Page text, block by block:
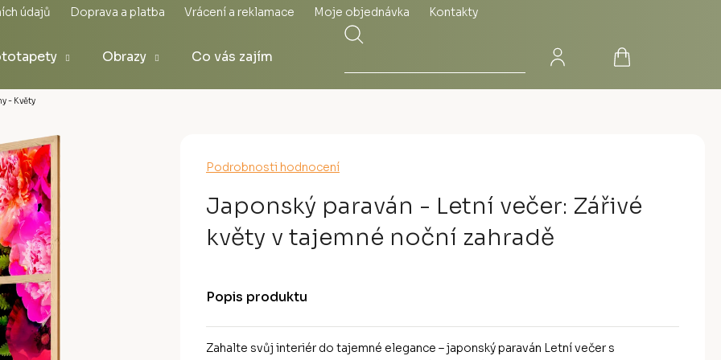
údajů Doprava a platba Vrácení a reklamace Moje objednávka Kontakty
Obrazy Co vás zajímá
Hledat
Přihlášení Nákupní
- Květy
Průměrné
produktu
je
0,0
z
Podrobnosti hodnocení
Japonský paraván - Letní večer: Zářivé
květy v tajemné noční zahradě
Popis produktu
Zahalte svůj interiér do tajemné elegance – japonský paraván Letní večer s